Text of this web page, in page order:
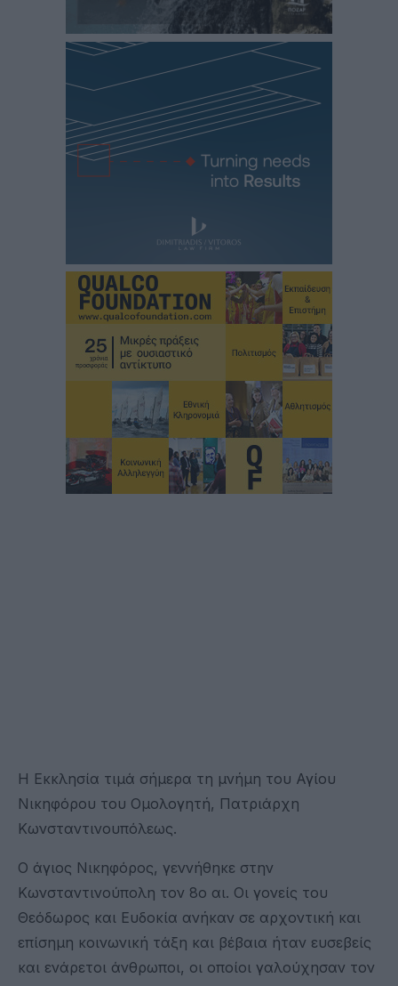
Η Εκκλησία τιμά σήμερα τη μνήμη του Αγίου
Νικηφόρου του Ομολογητή, Πατριάρχη
Κωνσταντινουπόλεως.
Ο άγιος Νικηφόρος, γεννήθηκε στην
Κωνσταντινούπολη τον 8ο αι. Οι γονείς του
Θεόδωρος και Ευδοκία ανήκαν σε αρχοντική και
επίσημη κοινωνική τάξη και βέβαια ήταν ευσεβείς
και ενάρετοι άνθρωποι, οι οποίοι γαλούχησαν τον